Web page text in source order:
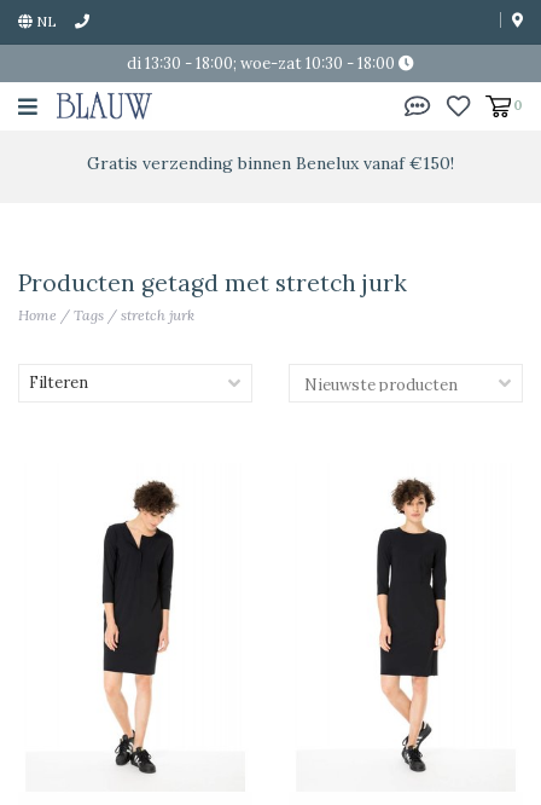
NL
di 13:30 - 18:00; woe-zat 10:30 - 18:00
0
Gratis verzending binnen Benelux vanaf €150!
Producten getagd met stretch jurk
Home / Tags / stretch jurk
Filteren